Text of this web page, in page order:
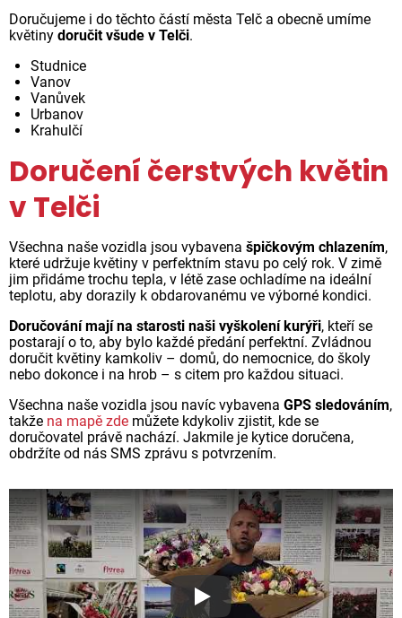
Doručujeme i do těchto částí města Telč a obecně umíme
květiny doručit všude v Telči.
Studnice
Vanov
Vanůvek
Urbanov
Krahulčí
Doručení čerstvých květin
v Telči
Všechna naše vozidla jsou vybavena špičkovým chlazením,
které udržuje květiny v perfektním stavu po celý rok. V zimě
jim přidáme trochu tepla, v létě zase ochladíme na ideální
teplotu, aby dorazily k obdarovanému ve výborné kondici.
Doručování mají na starosti naši vyškolení kurýři, kteří se
postarají o to, aby bylo každé předání perfektní. Zvládnou
doručit květiny kamkoliv – domů, do nemocnice, do školy
nebo dokonce i na hrob – s citem pro každou situaci.
Všechna naše vozidla jsou navíc vybavena GPS sledováním,
takže na mapě zde můžete kdykoliv zjistit, kde se
doručovatel právě nachází. Jakmile je kytice doručena,
obdržíte od nás SMS zprávu s potvrzením.
Proč jsou květiny z Florea